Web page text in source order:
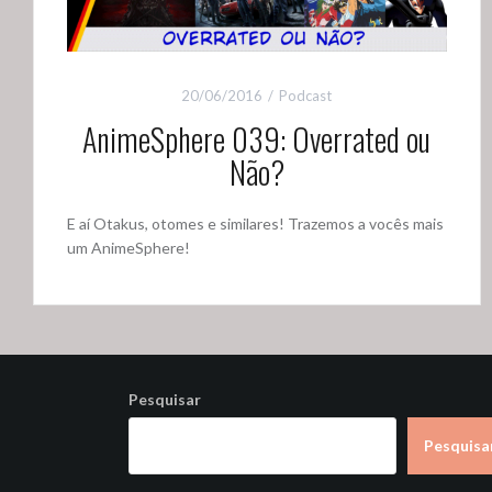
20/06/2016 Podcast
AnimeSphere 039: Overrated ou
Não?
E aí Otakus, otomes e similares! Trazemos a vocês mais
um AnimeSphere!
Pesquisar